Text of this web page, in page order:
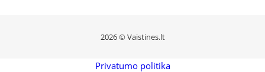
2026 © Vaistines.lt
Privatumo politika